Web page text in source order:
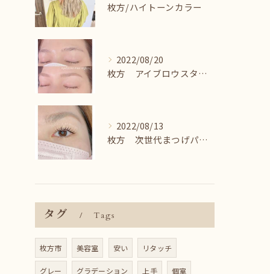
枚方/ハイトーンカラー
2022/08/20
枚方 アイブロウスタイリング＾＾
2022/08/13
枚方 次世代まつげパーマ♪
タグ Tags
枚方市 美容室 安い リタッチ
グレー グラデーション 上手 個室